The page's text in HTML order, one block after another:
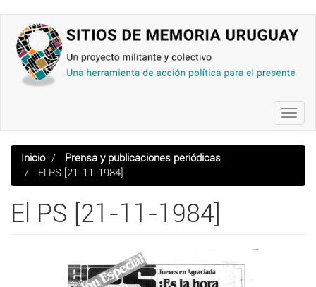
contenido
principal
Inicio
Prensa y publicaciones periódicas
El PS [21-11-1984]
El PS [21-11-1984]